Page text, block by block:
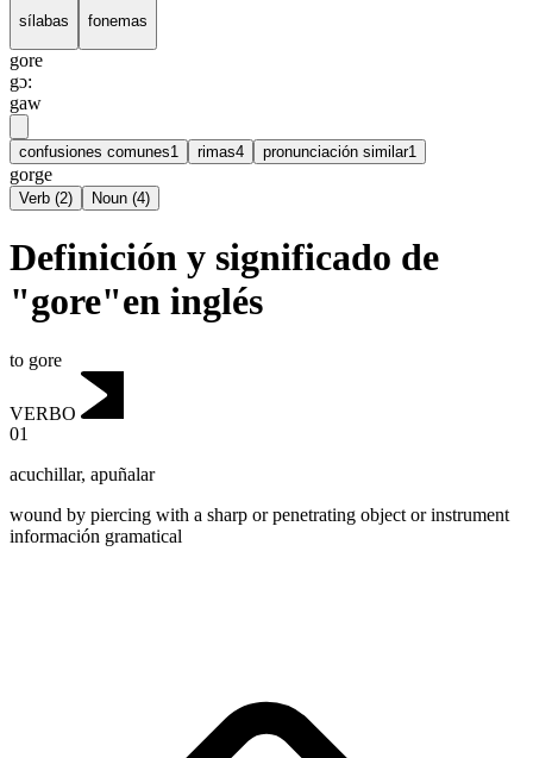
sílabas fonemas
gore
gɔ:
gaw
confusiones comunes1 rimas4 pronunciación similar1
gorge
Verb (2) Noun (4)
Definición y significado de
"gore"en inglés
to gore
VERBO
01
acuchillar, apuñalar
wound by piercing with a sharp or penetrating object or instrument
información gramatical